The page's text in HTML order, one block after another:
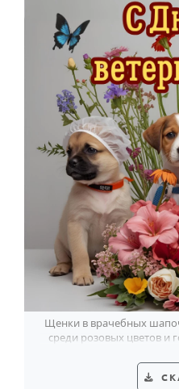
Щенки в врачебных
среди розовых цветов и